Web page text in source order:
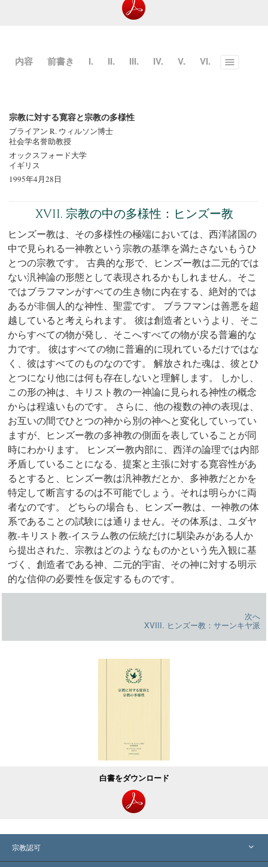
内容 前書き I. II. III. IV. V. VI. Toggle
宗教に対する寛容と宗教の多様性
ブライアン R. ウィルソン博士
社会学名誉助教授
オックスフォード大学
イギリス
1995年4月28日
XVII. 宗教の中の多様性：ヒンズー教
ヒンズー教は、その多様性の極端においては、西洋諸国の
中で見られる一神教という宗教の基準を満たさないもうひ
とつの宗教です。 古典的な形で、ヒンズー教は二元的では
ない汎神論の形態として表現されるかもしれません。そこ
ではブラフマンがすべての生き物に内在する、絶対的では
あるが非個人的な神性、聖霊です。 ブラフマンは善悪を超
越していると考えられます。 彼は創造者というより、そこ
からすべての物が発し、そこへすべての物が戻る普遍的な
力です。 彼はすべての物に普遍的に現れているだけではな
く、彼はすべてのものなのです。 解放された魂は、彼とひ
とつになり他には何も存在しないと理解します。 しかし、
この形の神は、キリスト教の一神論に見られる神性の概念
からは程遠いものです。 さらに、他の複数の神の表現は、
お互いの間でひとつの神から別の神へと変化していってい
ますが、ヒンズー教の多神教の側面を表していることが同
時にわかります。 ヒンズー教内部に、西洋の論理では内部
矛盾していることになる、提案と主張に対する寛容性があ
るとすると、ヒンズー教は汎神教だとか、多神教だとかを
特定して断言するのは不可能でしょう。それは明らかに両
者なのです。 どちらの場合も、ヒンズー教は、一神教の体
系であることの試験には通りません。その体系は、ユダヤ
教-キリスト教-イスラム教の伝統だけに馴染みがある人か
ら提出された、宗教はどのようなものかという先入観に基
づく、創造者である神、二元的宇宙、その神に対する明示
的な信仰の必要性を仮定するものです。
次へ
XVIII. ヒンズー教：サーンキヤ派
白書をダウンロード
宗教認可